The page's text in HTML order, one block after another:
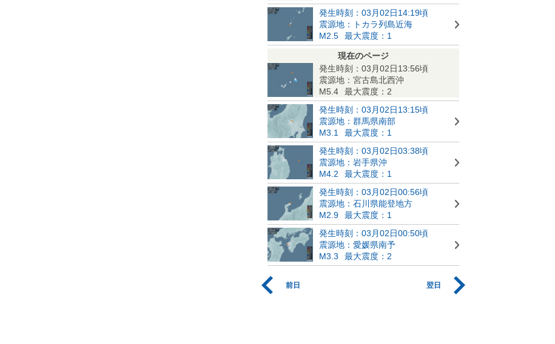
発生時刻：03月02日14:19頃
震源地：トカラ列島近海
M2.5
最大震度：1
現在のページ
発生時刻：03月02日13:56頃
震源地：宮古島北西沖
M5.4
最大震度：2
発生時刻：03月02日13:15頃
震源地：群馬県南部
M3.1
最大震度：1
発生時刻：03月02日03:38頃
震源地：岩手県沖
M4.2
最大震度：1
発生時刻：03月02日00:56頃
震源地：石川県能登地方
M2.9
最大震度：1
発生時刻：03月02日00:50頃
震源地：愛媛県南予
M3.3
最大震度：2
前日 翌日